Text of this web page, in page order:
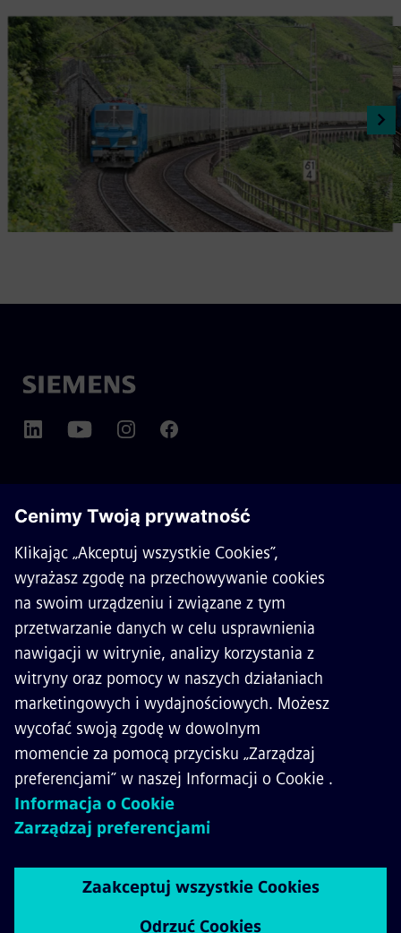
O SIEMENS MOBILITY
KONTAKT
KARIERA
Siemens Mobility 2026
Polityka prywatności
Polityka cookies